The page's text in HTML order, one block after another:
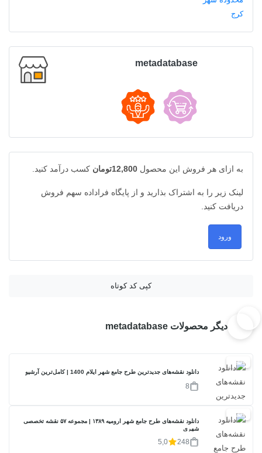
metadatabase
به ازای هر فروش این محصول 12,800تومان کسب درآمد کنید.
لینک زیر را به اشتراک بذارید و از پایگاه فراداده سهم فروش
دریافت کنید.
ورود
کپی کد کوتاه
دیگر محصولات metadatabase
29%
دانلود نقشه‌های جدیدترین طرح جامع شهر ایلام 1400 | کامل‌ترین آرشیو
8
20%
دانلود نقشه‌های طرح جامع شهر ارومیه ۱۳۸۹ | مجموعه ۵۷ نقشه تخصصی
شهری
248
5,0